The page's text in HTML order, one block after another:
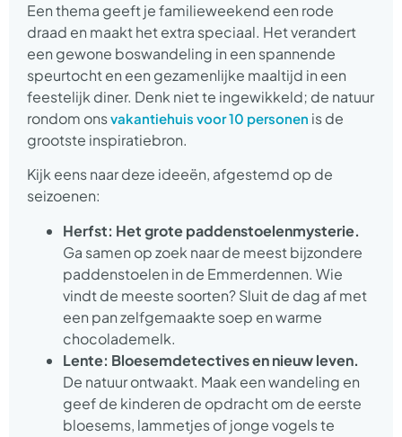
Een thema geeft je familieweekend een rode
draad en maakt het extra speciaal. Het verandert
een gewone boswandeling in een spannende
speurtocht en een gezamenlijke maaltijd in een
feestelijk diner. Denk niet te ingewikkeld; de natuur
rondom onsvakantiehuis voor 10 personen is de
grootste inspiratiebron.
Kijk eens naar deze ideeën, afgestemd op de
seizoenen:
Herfst: Het grote paddenstoelenmysterie.
Ga samen op zoek naar de meest bijzondere
paddenstoelen in de Emmerdennen. Wie
vindt de meeste soorten? Sluit de dag af met
een pan zelfgemaakte soep en warme
chocolademelk.
Lente: Bloesemdetectives en nieuw leven.
De natuur ontwaakt. Maak een wandeling en
geef de kinderen de opdracht om de eerste
bloesems, lammetjes of jonge vogels te